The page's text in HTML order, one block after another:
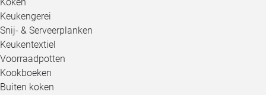
Keukengerei
Snij- & Serveerplanken
Keukentextiel
Voorraadpotten
Kookboeken
Buiten koken